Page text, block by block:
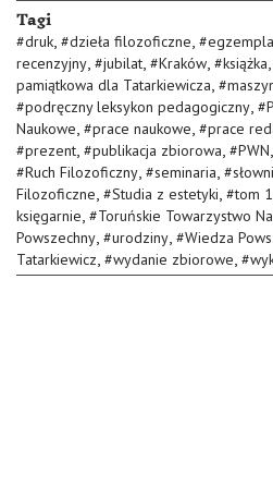
Tagi
#druk, #dzieła filozoficzne, #
recenzyjny, #jubilat, #Kraków, #książka,
pamiątkowa dla Tatarkiewicza, #
#podręczny leksykon pedagogiczny, #
Naukowe, #prace naukowe, #prace
#prezent, #publikacja zbiorowa, #PWN,
#Ruch Filozoficzny, #seminaria, #
Filozoficzne, #Studia z estetyki, #tom 1
księgarnie, #Toruńskie Towarzystwo
Powszechny, #urodziny, #Wiedza
Tatarkiewicz, #wydanie zbiorowe, #